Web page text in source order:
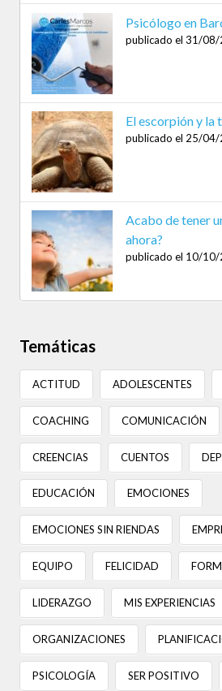
Psicólogo en
publicado el 31/
El escorpión y la
publicado el 25/
Acabo de tener
ahora?
publicado el 10/
Temáticas
ACTITUD ADOLESCENTES
COACHING COMUNICACIÓN
CREENCIAS CUENTOS
EDUCACIÓN EMOCIONES
EMOCIONES SIN RIENDAS
EQUIPO FELICIDAD
LIDERAZGO MIS EXPERIENCIAS
ORGANIZACIONES
PSICOLOGÍA SER POSITIVO